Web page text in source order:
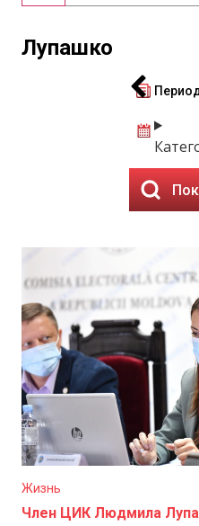
Лупашко
Жизнь
Член ЦИК Людмила